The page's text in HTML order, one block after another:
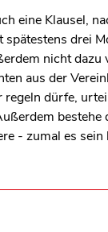
eine Klausel,
spätestens drei
nicht
aus der
dürfe,
- zumal es